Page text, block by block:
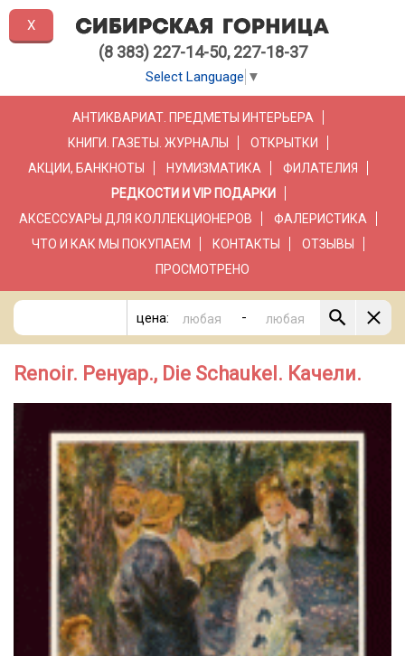
(8 383) 227-14-50, 227-18-37
Select Language ▼
АНТИКВАРИАТ. ПРЕДМЕТЫ ИНТЕРЬЕРА
КНИГИ. ГАЗЕТЫ. ЖУРНАЛЫ
ОТКРЫТКИ
АКЦИИ, БАНКНОТЫ
НУМИЗМАТИКА
ФИЛАТЕЛИЯ
РЕДКОСТИ И VIP ПОДАРКИ
АКСЕССУАРЫ ДЛЯ КОЛЛЕКЦИОНЕРОВ
ФАЛЕРИСТИКА
ЧТО И КАК МЫ ПОКУПАЕМ
КОНТАКТЫ
ОТЗЫВЫ
ПРОСМОТРЕНО
цена: -
Renoir. Ренуар., Die Schaukel. Качели.
X